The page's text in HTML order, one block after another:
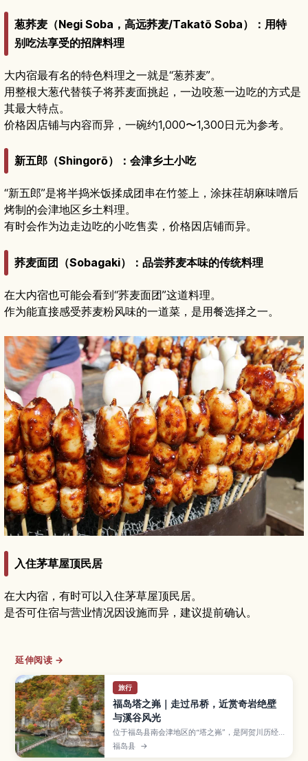
葱荞麦（Negi Soba，高远荞麦/Takatō Soba）：用特
别吃法享受的招牌料理
大内宿最有名的特色料理之一就是“葱荞麦”。
用整根大葱代替筷子将荞麦面挑起，一边咬葱一边吃的方式是
其最大特点。
价格因店铺与内容而异，一碗约1,000〜1,300日元为参考。
新五郎（Shingorō）：会津乡土小吃
“新五郎”是将半捣米饭揉成团串在竹签上，涂抹荏胡麻味噌后
烤制的会津地区乡土料理。
有时会作为边走边吃的小吃售卖，价格因店铺而异。
荞麦面团（Sobagaki）：品尝荞麦本味的传统料理
在大内宿也可能会看到“荞麦面团”这道料理。
作为能直接感受荞麦粉风味的一道菜，是用餐选择之一。
入住茅草屋顶民居
在大内宿，有时可以入住茅草屋顶民居。
是否可住宿与营业情况因设施而异，建议提前确认。
延伸阅读 →
旅行
福岛塔之岪｜走过吊桥，近赏奇岩绝壁
与溪谷风光
位于福岛县南会津地区的“塔之岪”，是阿贺川历经
百万年侵蚀所形成的悬崖峭壁与塔状奇岩群，被指
定为日本国家天然纪念物。本文介绍“へつり”一词
福岛县 →